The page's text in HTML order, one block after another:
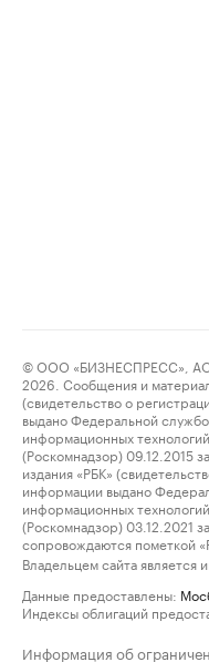
© ООО «БИЗНЕСПРЕСС»,
2026. Сообщения и
(свидетельство о
выдано Федеральной
информационных
(Роскомнадзор) 09.12.2015
издания «РБК»
информации выдано
информационных
(Роскомнадзор) 03.12.2021
сопровождаются пометкой
Владельцем сайта является
Данные предоставлены:
Индексы облигаций
Информация об